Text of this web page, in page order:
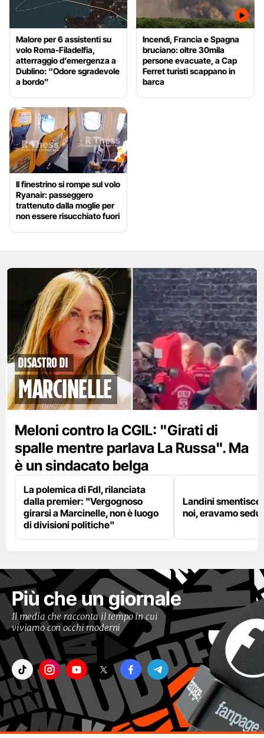
Malore per 6 assistenti su
volo Roma-Filadelfia,
atterraggio d’emergenza a
Dublino: “Odore sgradevole
a bordo”
Incendi, Francia e Spagna
bruciano: oltre 30mila
persone evacuate, a Cap
Ferret turisti scappano in
barca
Il finestrino si rompe sul volo
Ryanair: passeggero
trattenuto dalla moglie per
non essere risucchiato fuori
disastro di
marcinelle
Meloni contro la CGIL: "Girati di
spalle mentre parlava La Russa". Ma
è un sindacato belga
La polemica di FdI, rilanciata
dalla premier: "Vergognoso
girarsi a Marcinelle, non è luogo
di divisioni politiche"
Landini
noi, eravamo
Più che un giornale
Il media che racconta il tempo in cui
viviamo con occhi moderni